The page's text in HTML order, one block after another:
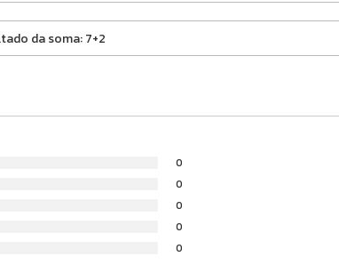
0
0
0
0
0